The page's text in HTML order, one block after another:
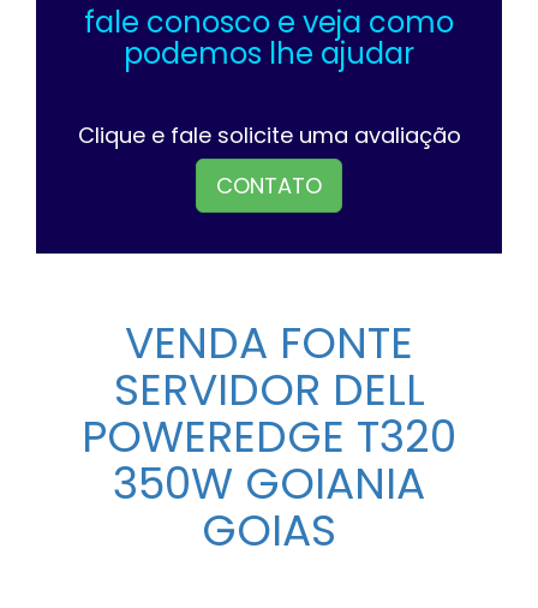
fale conosco e veja como
podemos lhe ajudar
Clique e fale solicite uma avaliação
CONTATO
VENDA FONTE
SERVIDOR DELL
POWEREDGE T320
350W GOIANIA
GOIAS